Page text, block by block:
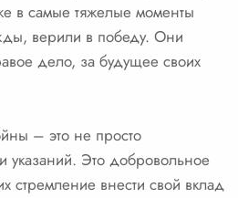
в самые тяжелые моменты
верили в победу. Они
дело, за будущее своих
– это не просто
указаний. Это добровольное
внести свой вклад